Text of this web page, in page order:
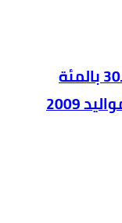
#عطية يطالب بعدم تطبيق نسبة الـ30 بالمئة
2009